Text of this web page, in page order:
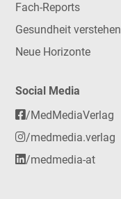
Fach-Reports
Gesundheit verstehen
Neue Horizonte
Social Media
/MedMediaVerlag
/medmedia.verlag
/medmedia-at